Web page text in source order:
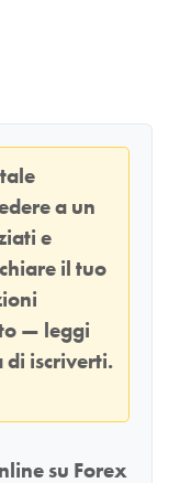
a un
e
il tuo
— leggi
di iscriverti.
su Forex